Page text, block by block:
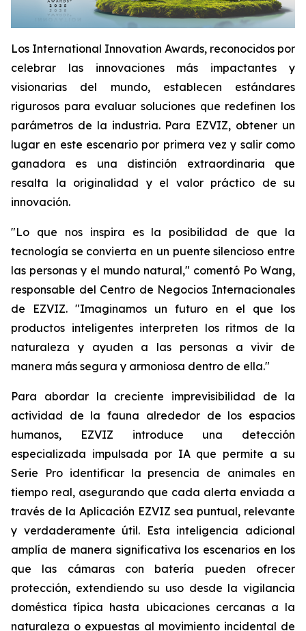
Los International Innovation Awards, reconocidos por
celebrar las innovaciones más impactantes y
visionarias del mundo, establecen estándares
rigurosos para evaluar soluciones que redefinen los
parámetros de la industria. Para EZVIZ, obtener un
lugar en este escenario por primera vez y salir como
ganadora es una distinción extraordinaria que
resalta la originalidad y el valor práctico de su
innovación.
"Lo que nos inspira es la posibilidad de que la
tecnología se convierta en un puente silencioso entre
las personas y el mundo natural," comentó Po Wang,
responsable del Centro de Negocios Internacionales
de EZVIZ. "Imaginamos un futuro en el que los
productos inteligentes interpreten los ritmos de la
naturaleza y ayuden a las personas a vivir de
manera más segura y armoniosa dentro de ella."
Para abordar la creciente imprevisibilidad de la
actividad de la fauna alrededor de los espacios
humanos, EZVIZ introduce una detección
especializada impulsada por IA que permite a su
Serie Pro identificar la presencia de animales en
tiempo real, asegurando que cada alerta enviada a
través de la Aplicación EZVIZ sea puntual, relevante
y verdaderamente útil. Esta inteligencia adicional
amplía de manera significativa los escenarios en los
que las cámaras con batería pueden ofrecer
protección, extendiendo su uso desde la vigilancia
doméstica típica hasta ubicaciones cercanas a la
naturaleza o expuestas al movimiento incidental de